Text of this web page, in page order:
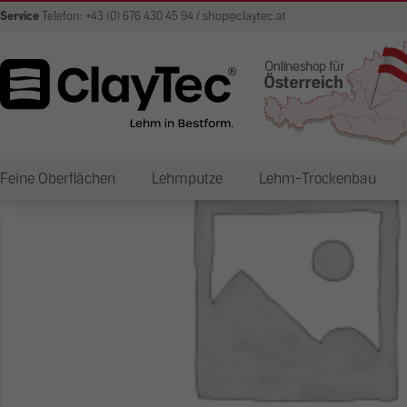
Service Telefon: +43 (0) 676 430 45 94 / shop@claytec.at
Feine Oberflächen Lehmputze Lehm-Trockenbau